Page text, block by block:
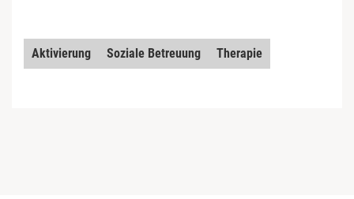
Aktivierung Soziale Betreuung Therapie